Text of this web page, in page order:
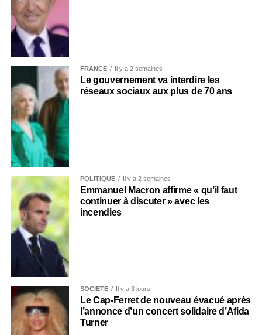
FRANCE Il y a 2 semaines
Le gouvernement va interdire les
réseaux sociaux aux plus de 70 ans
POLITIQUE Il y a 2 semaines
Emmanuel Macron affirme « qu’il faut
continuer à discuter » avec les
incendies
SOCIÉTÉ Il y a 3 jours
Le Cap-Ferret de nouveau évacué après
l’annonce d’un concert solidaire d’Afida
Turner